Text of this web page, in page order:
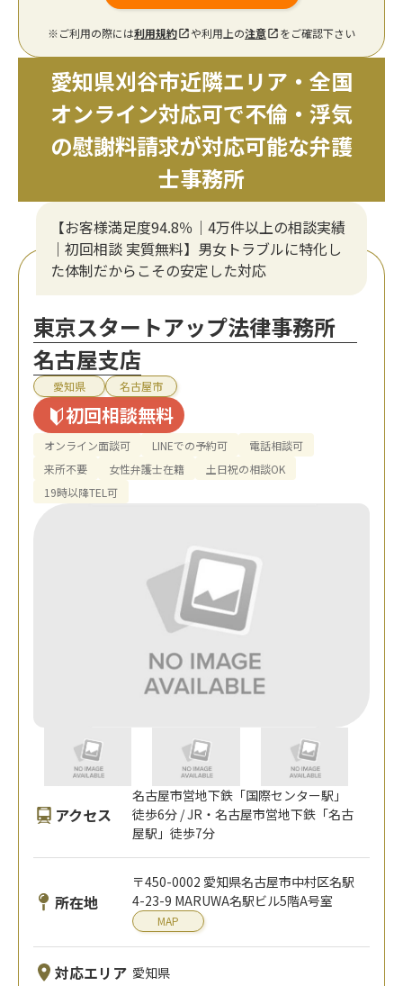
※ご利用の際には利用規約 や利用上の注意 をご確認下さい
愛知県刈谷市近隣エリア・全国
オンライン対応可で不倫・浮気
の慰謝料請求が対応可能な弁護
士事務所
【お客様満足度94.8％｜4万件以上の相談実績
｜初回相談 実質無料】男女トラブルに特化し
た体制だからこその安定した対応
東京スタートアップ法律事務所
名古屋支店
愛知県 名古屋市
初回相談無料
オンライン面談可 LINEでの予約可
電話相談可
来所不要
女性弁護士在籍
土日祝の相談OK
19時以降TEL可
アクセス
名古屋市営地下鉄「国際センター駅」
徒歩6分 / JR・名古屋市営地下鉄「名古
屋駅」徒歩7分
所在地
〒450-0002 愛知県名古屋市中村区名駅
4-23-9 MARUWA名駅ビル5階A号室
MAP
対応エリア 愛知県